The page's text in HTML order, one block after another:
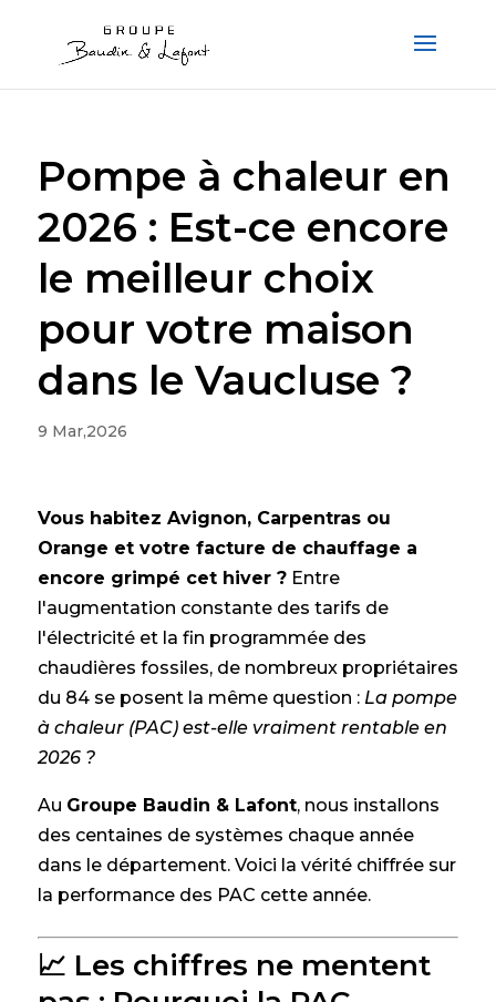
Pompe à chaleur en
2026 : Est-ce encore
le meilleur choix
pour votre maison
dans le Vaucluse ?
9 Mar,2026
Vous habitez Avignon, Carpentras ou
Orange et votre facture de chauffage a
encore grimpé cet hiver ?Entre
l'augmentation constante des tarifs de
l'électricité et la fin programmée des
chaudières fossiles, de nombreux propriétaires
du 84 se posent la même question : La pompe
à chaleur (PAC) est-elle vraiment rentable en
2026 ?
Au Groupe Baudin & Lafont, nous installons
des centaines de systèmes chaque année
dans le département. Voici la vérité chiffrée sur
la performance des PAC cette année.
📈 Les chiffres ne mentent